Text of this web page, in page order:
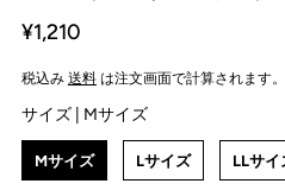
¥1,210
税込み 送料は注文画面で計算されます。
サイズ | Mサイズ
Mサイズ Lサイズ LLサイ